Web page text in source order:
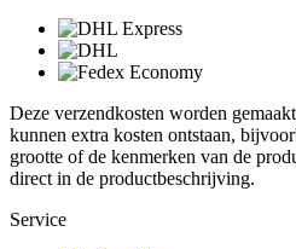
Deze verzendkosten worden
kunnen extra kosten ontstaan,
grootte of de kenmerken van de
direct in de productbeschrijving.
Service